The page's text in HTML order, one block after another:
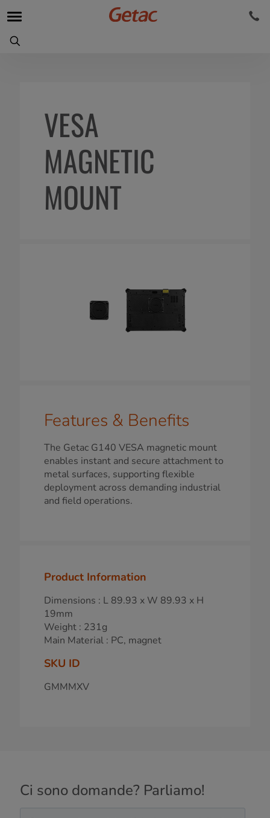
VESA
MAGNETIC
MOUNT
Features & Benefits
The Getac G140 VESA magnetic mount
enables instant and secure attachment to
metal surfaces, supporting flexible
deployment across demanding industrial
and field operations.
Product Information
Dimensions : L 89.93 x W 89.93 x H
19mm
Weight : 231g
Main Material : PC, magnet
SKU ID
GMMMXV
Ci sono domande? Parliamo!